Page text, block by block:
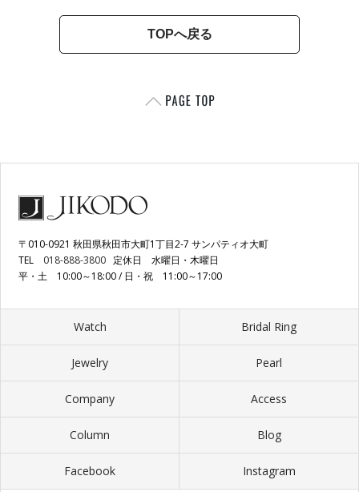
TOPへ戻る
〒010-0921 秋田県秋田市大町1丁目2-7 サンパティオ大町
TEL 018-888-3800 定休日 水曜日・木曜日
平・土 10:00～18:00 / 日・祝 11:00～17:00
Watch Bridal Ring
Jewelry Pearl
Company Access
Column Blog
Facebook Instagram